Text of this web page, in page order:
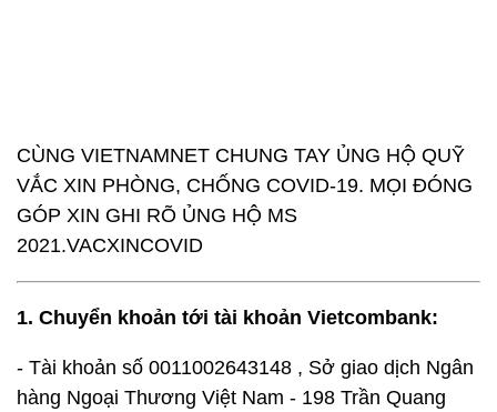
CÙNG VIETNAMNET CHUNG TAY ỦNG HỘ QUỸ
VẮC XIN PHÒNG, CHỐNG COVID-19. MỌI ĐÓNG
GÓP XIN GHI RÕ ỦNG HỘ MS
2021.VACXINCOVID
1. Chuyển khoản tới tài khoản Vietcombank:
- Tài khoản số 0011002643148 , Sở giao dịch Ngân
hàng Ngoại Thương Việt Nam - 198 Trần Quang